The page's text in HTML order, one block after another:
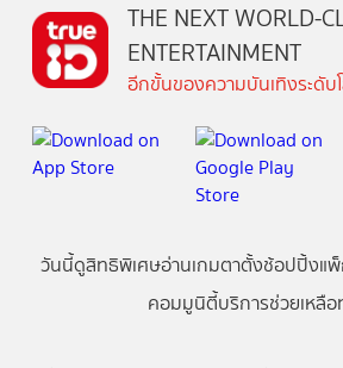
THE NEXT WORLD-
ENTERTAINMENT
อีกขั้นของความบันเทิงระดั
วันนี้ดูสิทธิพิเศษอ่านเกมตาตั้งช้อปปิ้งแ
คอมมูนิตี้บริการช่วยเหลือ